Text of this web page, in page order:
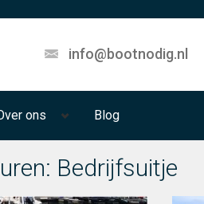
info@bootnodig.nl
ons Blog
Bedrijfsuitje